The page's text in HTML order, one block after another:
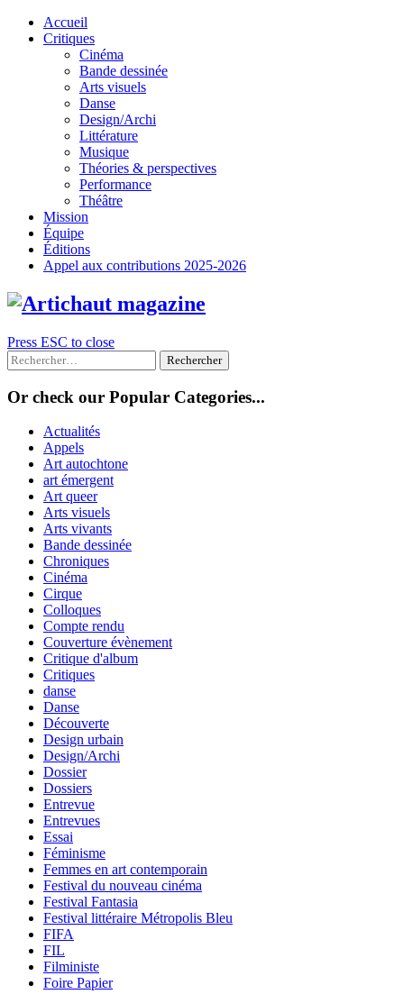
Skip
Accueil
Critiques
Cinéma
Bande dessinée
Arts visuels
Danse
Design/Archi
Littérature
Musique
Théories & perspectives
Performance
Théâtre
Mission
Équipe
Éditions
Appel aux contributions 2025-2026
Press ESC to close
Rechercher :
Or check our Popular Categories...
Actualités
Appels
Art autochtone
art émergent
Art queer
Arts visuels
Arts vivants
Bande dessinée
Chroniques
Cinéma
Cirque
Colloques
Compte rendu
Couverture évènement
Critique d'album
Critiques
danse
Danse
Découverte
Design urbain
Design/Archi
Dossier
Dossiers
Entrevue
Entrevues
Essai
Féminisme
Femmes en art contemporain
Festival du nouveau cinéma
Festival Fantasia
Festival littéraire Métropolis Bleu
FIFA
FIL
Filministe
Foire Papier